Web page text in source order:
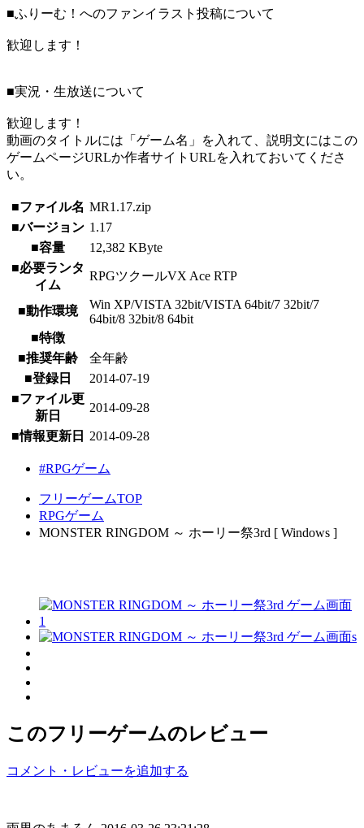
■ふりーむ！へのファンイラスト投稿について
歓迎します！
■実況・生放送について
歓迎します！
動画のタイトルには「ゲーム名」を入れて、説明文にはこの
ゲームページURLか作者サイトURLを入れておいてくださ
い。
■ファイル名 MR1.17.zip
■バージョン 1.17
■容量
12,382 KByte
■必要ランタ
イム
RPGツクールVX Ace RTP
■動作環境
Win XP/VISTA 32bit/VISTA 64bit/7 32bit/7
64bit/8 32bit/8 64bit
■特徴
■推奨年齢
全年齢
■登録日
2014-07-19
■ファイル更
新日
2014-09-28
■情報更新日 2014-09-28
#RPGゲーム
フリーゲームTOP
RPGゲーム
MONSTER RINGDOM ～ ホーリー祭3rd [ Windows ]
このフリーゲームのレビュー
コメント・レビューを追加する